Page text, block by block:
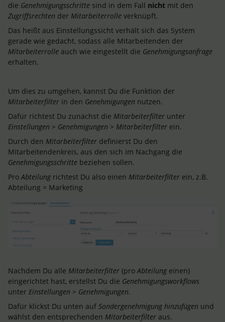
die Genehmigungsschritte sind in dem Fall nicht mit den
Zugriffsrechten der Mitarbeiterrolle verknüpft.
Das heißt aus Einstellungssicht verhält sich das System
gerade wie gedacht, sodass alle Mitarbeitenden der
Mitarbeiterrolle auch wie eingestellt die Genehmigungsanfrage
erhalten.
Um dies zu umgehen, kannst Du die Funktion der
Mitarbeiterfilter in den Genehmigungen nutzen.
Dafür richtest Du zunächst die Mitarbeiterfilter unter
Einstellungen > Genehmigungen > Mitarbeiterfilter ein.
Durch den Mitarbeiterfilter definierst Du den
Mitarbeitendenkreis, aus den sich im Nachgang die
Genehmigungsschritte beziehen sollen.
ProAbteilung richtest Du also einen Mitarbeiterfilter ein, z.B.
Abteilung = Marketing
Nachdem Du alle Mitarbeiterfilter (proAbteilung einen)
eingerichtet hast, erstellst Du die Genehmigungsworkflows
unter Einstellungen > Genehmigungen.
Dafür klickst Du unten auf Sondergenehmigung hinzufügen und
wählst den entsprechenden Mitarbeiterfilter aus.